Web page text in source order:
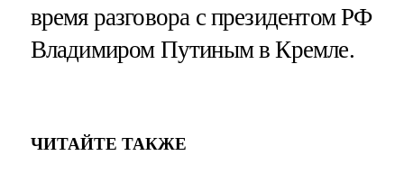
время разговора с президентом РФ
Владимиром Путиным в Кремле.
ЧИТАЙТЕ ТАКЖЕ